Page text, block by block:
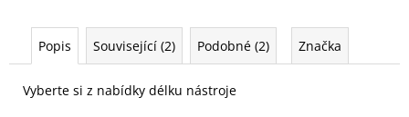
Popis Související (2) Podobné (2) Značka
Vyberte si z nabídky délku nástroje